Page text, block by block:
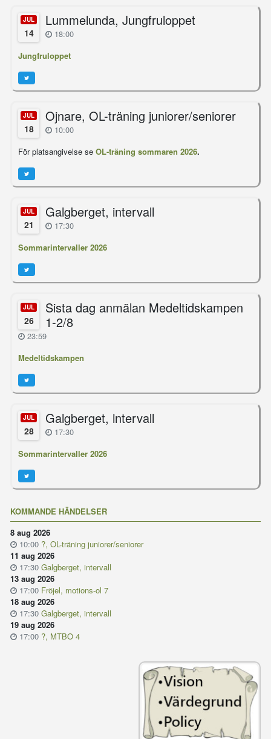
KOMMANDE HÄNDELSER
8 aug 2026
10:00 ?, OL-träning juniorer/seniorer
11 aug 2026
17:30 Galgberget, intervall
13 aug 2026
17:00 Fröjel, motions-ol 7
18 aug 2026
17:30 Galgberget, intervall
19 aug 2026
17:00 ?, MTBO 4
JUL
14
Lummelunda, Jungfruloppet
18:00
Jungfruloppet
JUL
18
Ojnare, OL-träning juniorer/seniorer
10:00
För platsangivelse se OL-träning sommaren 2026.
JUL
21
Galgberget, intervall
17:30
Sommarintervaller 2026
JUL
26
Sista dag anmälan Medeltidskampen
1-2/8
23:59
Medeltidskampen
JUL
28
Galgberget, intervall
17:30
Sommarintervaller 2026